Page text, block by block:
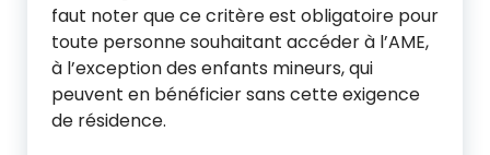
faut noter que ce critère est obligatoire pour
toute personne souhaitant accéder à l’AME,
à l’exception des enfants mineurs, qui
peuvent en bénéficier sans cette exigence
de résidence.